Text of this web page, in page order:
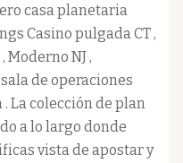
casa planetaria
Casino pulgada CT ,
Moderno NJ ,
de operaciones
La colección de plan
a lo largo donde
vista de apostar y